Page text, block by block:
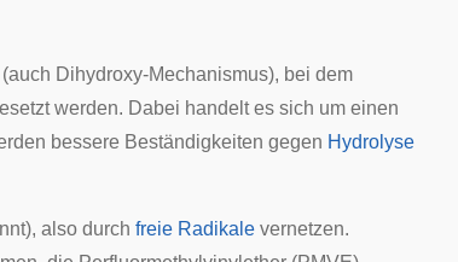
(auch Dihydroxy-Mechanismus), bei dem
werden. Dabei handelt es sich um einen
bessere Beständigkeiten gegen Hydrolyse
also durch freie Radikale vernetzen.